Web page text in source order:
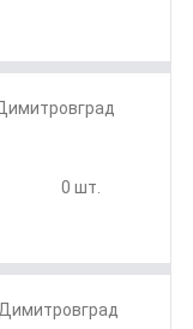
0 шт.